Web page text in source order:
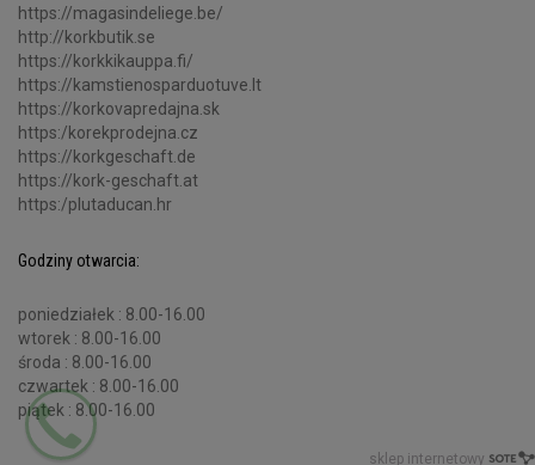
https://magasindeliege.be/
http://korkbutik.se
https://korkkikauppa.fi/
https://kamstienosparduotuve.lt
https://korkovapredajna.sk
https:/korekprodejna.cz
https://korkgeschaft.de
https://kork-geschaft.at
https:/plutaducan.hr
Godziny otwarcia:
poniedziałek : 8.00-16.00
wtorek : 8.00-16.00
środa : 8.00-16.00
czwartek : 8.00-16.00
piątek : 8.00-16.00
sklep internetowy